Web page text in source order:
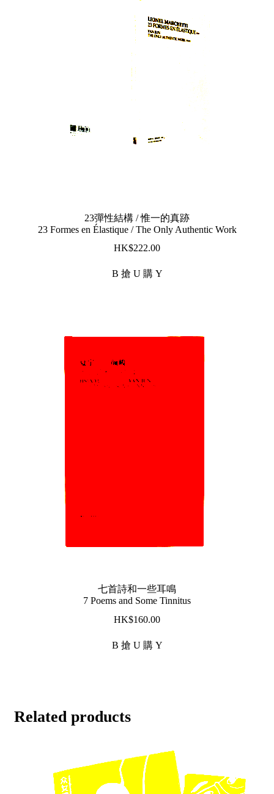
23彈性結構 / 惟一的真跡
23 Formes en Élastique / The Only Authentic Work
$222.00
B 搶 U 購 Y
七首詩和一些耳鳴
7 Poems and Some Tinnitus
$160.00
B 搶 U 購 Y
Related products